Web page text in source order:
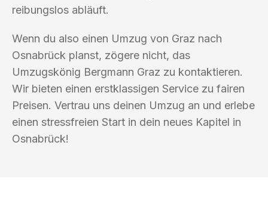
reibungslos abläuft.
Wenn du also einen Umzug von Graz nach
Osnabrück planst, zögere nicht, das
Umzugskönig Bergmann Graz zu kontaktieren.
Wir bieten einen erstklassigen Service zu fairen
Preisen. Vertrau uns deinen Umzug an und erlebe
einen stressfreien Start in dein neues Kapitel in
Osnabrück!